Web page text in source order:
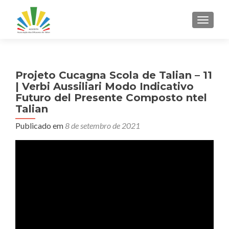
Projeto Cucagna Scola de Talian – 11
| Verbi Aussiliari Modo Indicativo
Futuro del Presente Composto ntel
Talian
Publicado em8 de setembro de 2021